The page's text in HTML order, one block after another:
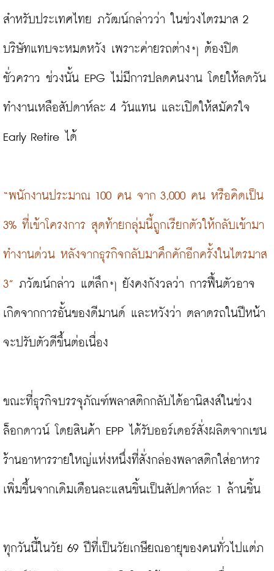
สำหรับประเทศไทย ภวัฒน์กล่าวว่า ในช่วงไตรมาส 2
บริษัทแทบจะหมดหวัง เพราะค่ายรถต่างๆ ต้องปิด
ชั่วคราว ช่วงนั้น EPG ไม่มีการปลดคนงาน โดยให้ลดวัน
ทำงานเหลือสัปดาห์ละ 4 วันแทน และเปิดให้สมัครใจ
Early Retire ได้
“พนักงานประมาณ 100 คน จาก 3,000 คน หรือคิดเป็น
3% ที่เข้าโครงการ สุดท้ายกลุ่มนี้ถูกเรียกตัวให้กลับเข้ามา
ทำงานด่วน หลังจากธุรกิจกลับมาคึกคักอีกครั้งในไตรมาส
3” ภวัฒน์กล่าว แต่ลึกๆ ยังคงกังวลว่า การฟื้นตัวอาจ
เกิดจากการอั้นของดีมานด์ และหวังว่า ตลาดรถในปีหน้า
จะปรับตัวดีขึ้นต่อเนื่อง
ขณะที่ธุรกิจบรรจุภัณฑ์พลาสติกกลับได้อานิสงส์ในช่วง
ล็อกดาวน์ โดยสินค้า EPP ได้รับออร์เดอร์สั่งผลิตจากเชน
ร้านอาหารรายใหญ่แห่งหนึ่งที่สั่งกล่องพลาสติกใส่อาหาร
เพิ่มขึ้นจากเดิมเดือนละแสนชิ้นเป็นสัปดาห์ละ 1 ล้านชิ้น
ทุกวันนี้ในวัย 69 ปีที่เป็นวัยเกษียณอายุของคนทั่วไปแต่ภ